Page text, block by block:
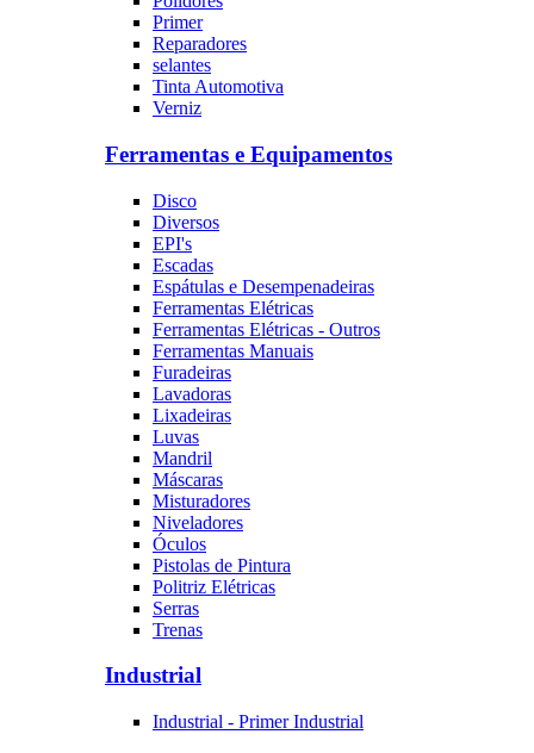
Primer
Reparadores
selantes
Tinta Automotiva
Verniz
Ferramentas e Equipamentos
Disco
Diversos
EPI's
Escadas
Espátulas e Desempenadeiras
Ferramentas Elétricas
Ferramentas Elétricas - Outros
Ferramentas Manuais
Furadeiras
Lavadoras
Lixadeiras
Luvas
Mandril
Máscaras
Misturadores
Niveladores
Óculos
Pistolas de Pintura
Politriz Elétricas
Serras
Trenas
Industrial
Industrial - Primer Industrial